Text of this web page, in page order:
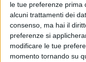
le tue preferenze prima
alcuni trattamenti dei
consenso, ma hai il
preferenze si
modificare le tue
momento tornando su